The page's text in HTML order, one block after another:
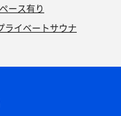
ース有り
ライベートサウナ